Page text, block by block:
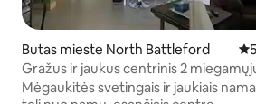
Butas mieste North Battleford
Gražus ir jaukus centrinis 2
butas su mėnesine nuolaida
Mėgaukitės svetingais ir jaukiais